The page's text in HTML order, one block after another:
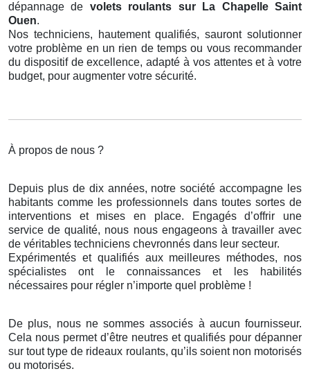
dépannage de volets roulants sur La Chapelle Saint
Ouen.
Nos techniciens, hautement qualifiés, sauront solutionner
votre problème en un rien de temps ou vous recommander
du dispositif de excellence, adapté à vos attentes et à votre
budget, pour augmenter votre sécurité.
À propos de nous ?
Depuis plus de dix années, notre société accompagne les
habitants comme les professionnels dans toutes sortes de
interventions et mises en place. Engagés d’offrir une
service de qualité, nous nous engageons à travailler avec
de véritables techniciens chevronnés dans leur secteur.
Expérimentés et qualifiés aux meilleures méthodes, nos
spécialistes ont le connaissances et les habilités
nécessaires pour régler n’importe quel problème !
De plus, nous ne sommes associés à aucun fournisseur.
Cela nous permet d’être neutres et qualifiés pour dépanner
sur tout type de rideaux roulants, qu’ils soient non motorisés
ou motorisés.